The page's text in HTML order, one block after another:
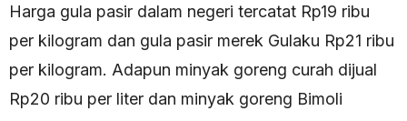
Harga gula pasir dalam negeri tercatat Rp19 ribu
per kilogram dan gula pasir merek Gulaku Rp21 ribu
per kilogram. Adapun minyak goreng curah dijual
Rp20 ribu per liter dan minyak goreng Bimoli